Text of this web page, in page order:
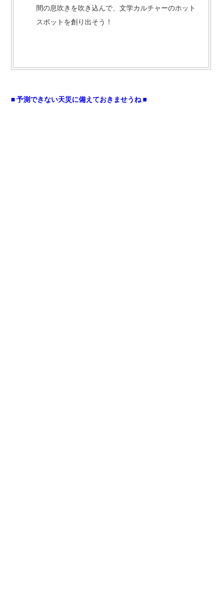
間の息吹きを吹き込んで、文学カルチャーのホット
スポットを創り出そう！
■ 予測できない天災に備えておきませうね ■